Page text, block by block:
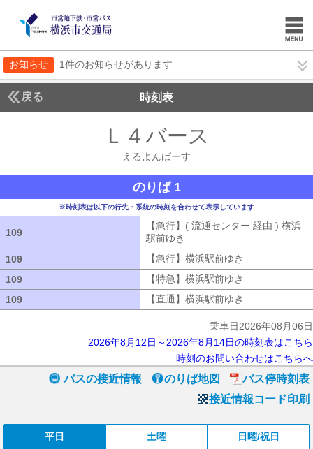
お知らせ 1件のお知らせがあります
戻る 時刻表
Ｌ４バース
えるよんばーす
のりば 1
※時刻表は以下の行先・系統の時刻を合わせて表示しています
109
【急行】( 流通センター 経由 ) 横浜
駅前ゆき
109
【急行】横浜駅前ゆき
109
【特急】横浜駅前ゆき
109
【直通】横浜駅前ゆき
乗車日2026年08月06日
2026年8月12日～2026年8月14日の時刻表はこちら
時刻のお問い合わせはこちらへ
バスの接近情報 のりば地図
バス停時刻表
接近情報コード印刷
平日 土曜 日曜/祝日